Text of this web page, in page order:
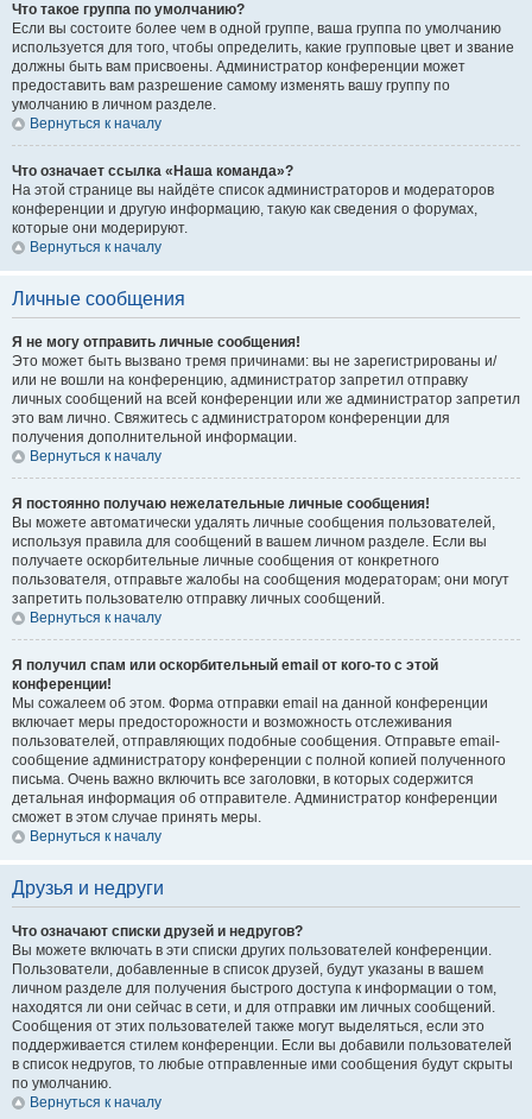
Что такое группа по умолчанию?
Если вы состоите более чем в одной группе, ваша группа по умолчанию
используется для того, чтобы определить, какие групповые цвет и звание
должны быть вам присвоены. Администратор конференции может
предоставить вам разрешение самому изменять вашу группу по
умолчанию в личном разделе.
Вернуться к началу
Что означает ссылка «Наша команда»?
На этой странице вы найдёте список администраторов и модераторов
конференции и другую информацию, такую как сведения о форумах,
которые они модерируют.
Вернуться к началу
Личные сообщения
Я не могу отправить личные сообщения!
Это может быть вызвано тремя причинами: вы не зарегистрированы и/
или не вошли на конференцию, администратор запретил отправку
личных сообщений на всей конференции или же администратор запретил
это вам лично. Свяжитесь с администратором конференции для
получения дополнительной информации.
Вернуться к началу
Я постоянно получаю нежелательные личные сообщения!
Вы можете автоматически удалять личные сообщения пользователей,
используя правила для сообщений в вашем личном разделе. Если вы
получаете оскорбительные личные сообщения от конкретного
пользователя, отправьте жалобы на сообщения модераторам; они могут
запретить пользователю отправку личных сообщений.
Вернуться к началу
Я получил спам или оскорбительный email от кого-то с этой
конференции!
Мы сожалеем об этом. Форма отправки email на данной конференции
включает меры предосторожности и возможность отслеживания
пользователей, отправляющих подобные сообщения. Отправьте email-
сообщение администратору конференции с полной копией полученного
письма. Очень важно включить все заголовки, в которых содержится
детальная информация об отправителе. Администратор конференции
сможет в этом случае принять меры.
Вернуться к началу
Друзья и недруги
Что означают списки друзей и недругов?
Вы можете включать в эти списки других пользователей конференции.
Пользователи, добавленные в список друзей, будут указаны в вашем
личном разделе для получения быстрого доступа к информации о том,
находятся ли они сейчас в сети, и для отправки им личных сообщений.
Сообщения от этих пользователей также могут выделяться, если это
поддерживается стилем конференции. Если вы добавили пользователей
в список недругов, то любые отправленные ими сообщения будут скрыты
по умолчанию.
Вернуться к началу